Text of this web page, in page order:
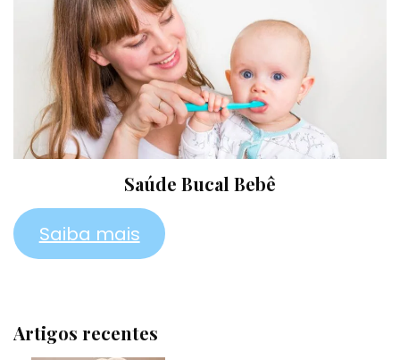
Saúde Bucal Bebê
Saiba mais
Artigos recentes